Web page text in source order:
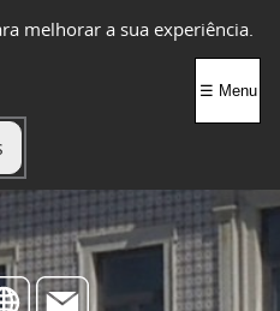
melhorar a sua experiência.
☰ Menu